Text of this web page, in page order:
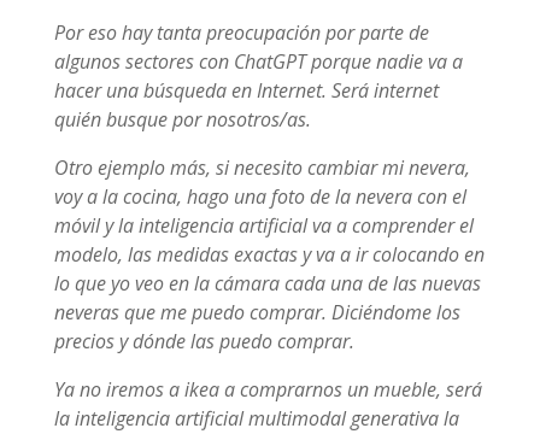
Por eso hay tanta preocupación por parte de
algunos sectores con ChatGPT porque nadie va a
hacer una búsqueda en Internet. Será internet
quién busque por nosotros/as.
Otro ejemplo más, si necesito cambiar mi nevera,
voy a la cocina, hago una foto de la nevera con el
móvil y la inteligencia artificial va a comprender el
modelo, las medidas exactas y va a ir colocando en
lo que yo veo en la cámara cada una de las nuevas
neveras que me puedo comprar. Diciéndome los
precios y dónde las puedo comprar.
Ya no iremos a ikea a comprarnos un mueble, será
la inteligencia artificial multimodal generativa la